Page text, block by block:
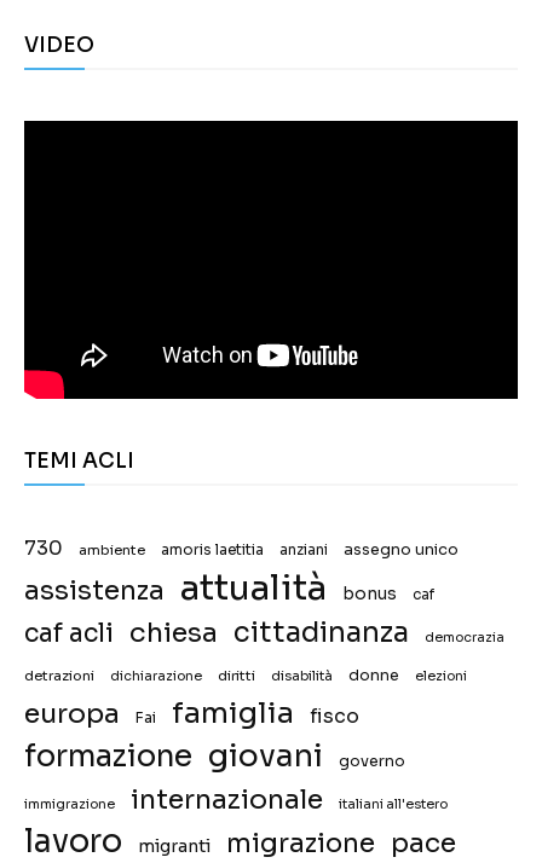
VIDEO
TEMI ACLI
730 ambiente amoris laetitia anziani assegno unico
assistenza attualità bonus caf
caf acli chiesa cittadinanza democrazia
detrazioni dichiarazione diritti disabilità donne elezioni
europa Fai famiglia fisco
formazione giovani governo
immigrazione internazionale italiani all'estero
lavoro migranti migrazione pace